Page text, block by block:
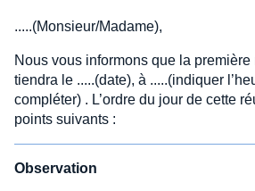
.....(Monsieur/Madame),
Nous vous informons que la
tiendra le .....(date), à .....(indiquer
compléter) . L’ordre du jour de cette
points suivants :
Observation